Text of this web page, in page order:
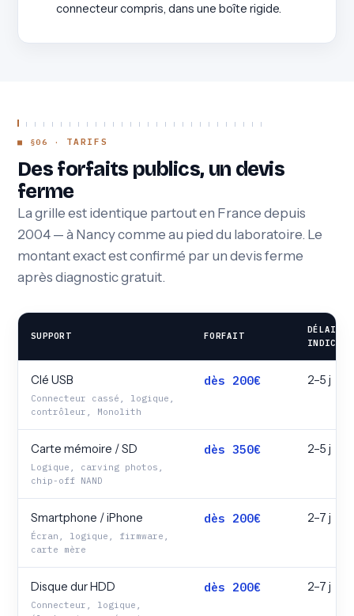
connecteur compris, dans une boîte rigide.
TARIFS
Des forfaits publics, un devis
ferme
La grille est identique partout en France depuis
2004 — à Nancy comme au pied du laboratoire. Le
montant exact est confirmé par un devis ferme
après diagnostic gratuit.
SUPPORT FORFAIT
DÉLAI
Clé USB
Connecteur cassé, logique,
contrôleur, Monolith
dès 200€ 2–5 j
Carte mémoire / SD
Logique, carving photos,
chip-off NAND
dès 350€ 2–5 j
Smartphone / iPhone
Écran, logique, firmware,
carte mère
dès 200€ 2–7 j
Disque dur HDD
Connecteur, logique,
dès 200€ 2–7 j